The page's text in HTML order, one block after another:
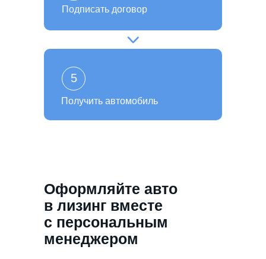
Получить автомобиль
5
Подписать договор
Оформляйте авто
в лизинг вместе
с персональным
менеджером